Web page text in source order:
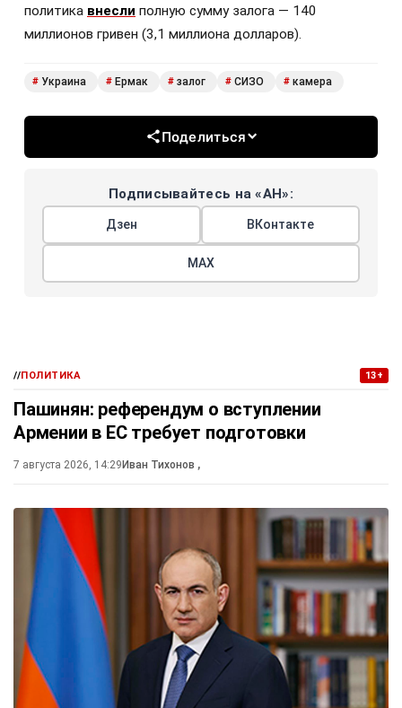
политика внесли полную сумму залога — 140
миллионов гривен (3,1 миллиона долларов).
# Украина # Ермак # залог # СИЗО # камера
Поделиться
Подписывайтесь на «АН»:
Дзен ВКонтакте
МАХ
//ПОЛИТИКА 13+
Пашинян: референдум о вступлении
Армении в ЕС требует подготовки
7 августа 2026, 14:29Иван Тихонов ,